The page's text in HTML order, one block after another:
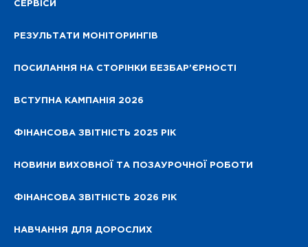
СЕРВІСИ
РЕЗУЛЬТАТИ МОНІТОРИНГІВ
ПОСИЛАННЯ НА СТОРІНКИ БЕЗБАР’ЄРНОСТІ
ВСТУПНА КАМПАНІЯ 2026
ФІНАНСОВА ЗВІТНІСТЬ 2025 РІК
НОВИНИ ВИХОВНОЇ ТА ПОЗАУРОЧНОЇ РОБОТИ
ФІНАНСОВА ЗВІТНІСТЬ 2026 РІК
НАВЧАННЯ ДЛЯ ДОРОСЛИХ